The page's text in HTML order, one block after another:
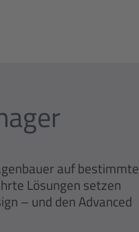
auf bestimmte
Lösungen setzen
– und den Advanced